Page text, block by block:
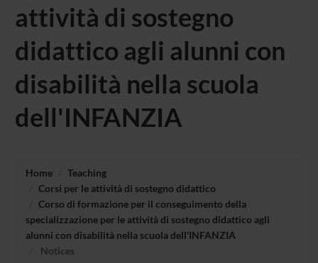
attività di sostegno
didattico agli alunni con
disabilità nella scuola
dell'INFANZIA
Home
Teaching
Corsi per le attività di sostegno didattico
Corso di formazione per il conseguimento della
specializzazione per le attività di sostegno didattico agli
alunni con disabilità nella scuola dell'INFANZIA
Notices